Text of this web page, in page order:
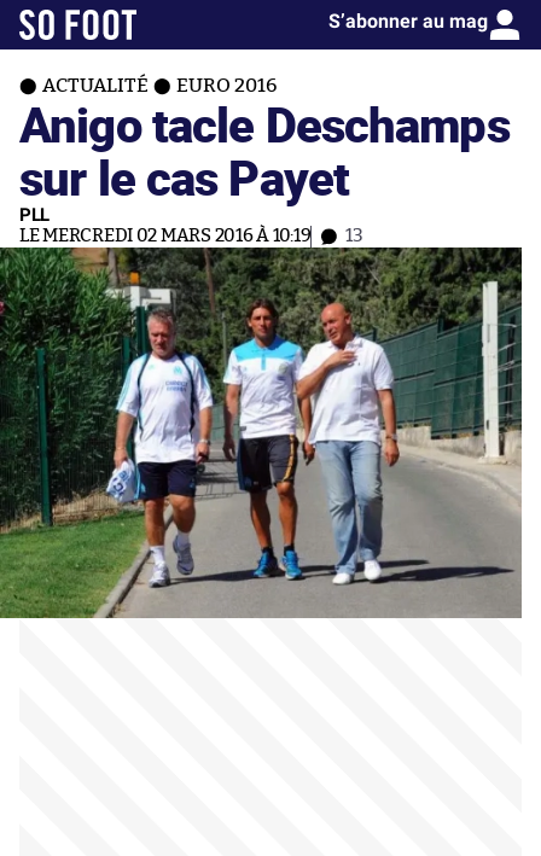
S’abonner au mag
ACTUALITÉ EURO 2016
Anigo tacle Deschamps
sur le cas Payet
PLL
LE MERCREDI 02 MARS 2016 À 10:19 13